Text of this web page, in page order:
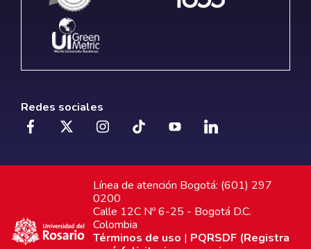
Redes sociales
Línea de atención Bogotá: (601) 297
0200
Calle 12C Nº 6-25 - Bogotá D.C.
Colombia
Términos de uso | PQRSDF (Registra